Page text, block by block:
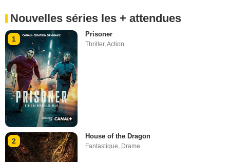
Nouvelles séries les + attendues
1
Prisoner
Thriller,Action
2
House of the Dragon
Fantastique Drame